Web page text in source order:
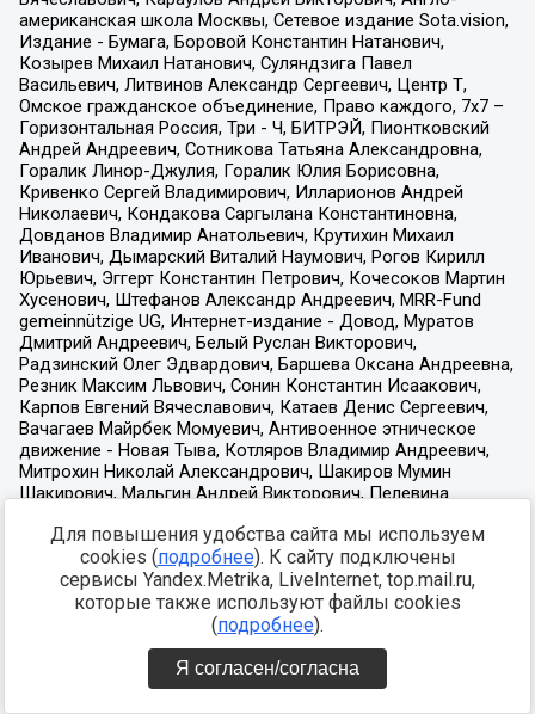
Для повышения удобства сайта мы используем
cookies (подробнее). К сайту подключены
сервисы Yandex.Metrika, LiveInternet, top.mail.ru,
которые также используют файлы cookies
(подробнее).
Я согласен/согласна